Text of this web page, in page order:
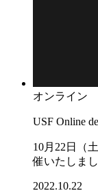
オンライン
USF Online
10月22日（
催いたしまし
2022.10.22